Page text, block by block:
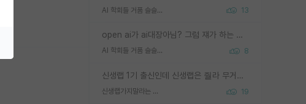
AI 학회들 거품 슬슬 지적이 나오네요 13
open ai가 ai대장아님? 그럼 쟤가 하는 말이 다 맞겠네
AI 학회들 거품 슬슬 지적이 나오네요 8
신생랩 1기 출신인데 신생랩은 줠라 무거운 바벨 같은거임. 들면 대박인데 못들면 깔려 죽음. 아무도 알려주지 않는 환경에서 자생해야하지만, 일단 살아남았다면 그 어떤 사람보다 악착같고 생존력 높은 사람으로 거듭날 수 있음
신생랩가지말라는 이유가 있었구나 19